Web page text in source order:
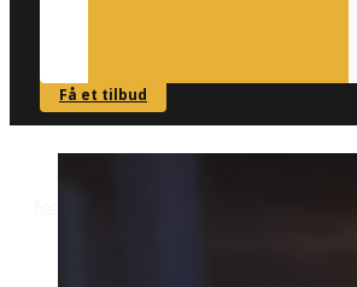
SE OVERSIGT
Få et tilbud